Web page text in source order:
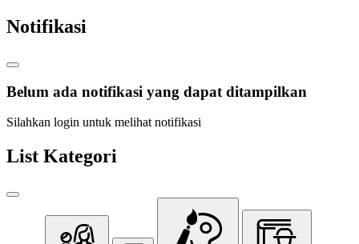
Notifikasi
Belum ada notifikasi yang dapat ditampilkan
Silahkan login untuk melihat notifikasi
List Kategori